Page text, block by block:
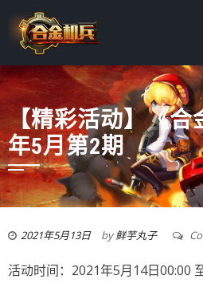
【精彩活动】《合
年5月第2期
2021年5月13日 by鲜芋丸子
活动时间：2021年5月14日00:00